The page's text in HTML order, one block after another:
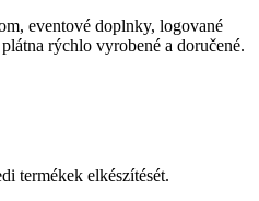
eventové doplnky, logované
rýchlo vyrobené a doručené.
termékek elkészítését.